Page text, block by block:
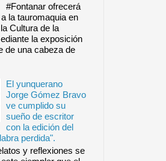
#Fontanar ofrecerá
la tauromaquia en
Cultura de la
la exposición
de una cabeza de
El yunquerano
Jorge Gómez Bravo
ve cumplido su
sueño de escritor
con la edición del
perdida".
y reflexiones se